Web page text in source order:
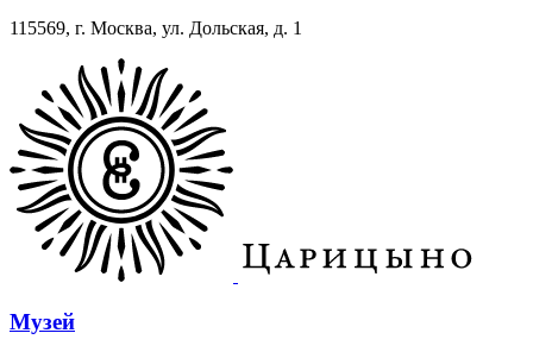
115569, г. Москва, ул. Дольская, д. 1
Музей